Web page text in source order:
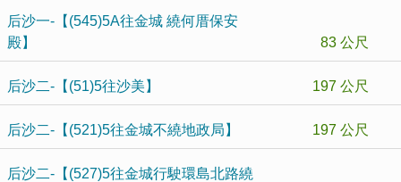
后沙一-【(545)5A往金城 繞何厝保安
殿】
83 公尺
后沙二-【(51)5往沙美】 197 公尺
后沙二-【(521)5往金城不繞地政局】 197 公尺
后沙二-【(527)5往金城行駛環島北路繞